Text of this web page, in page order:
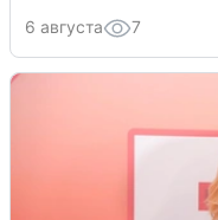
6 августа 7